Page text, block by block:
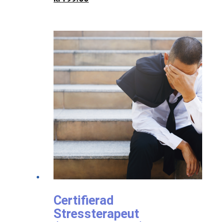
Certifierad
Stressterapeut